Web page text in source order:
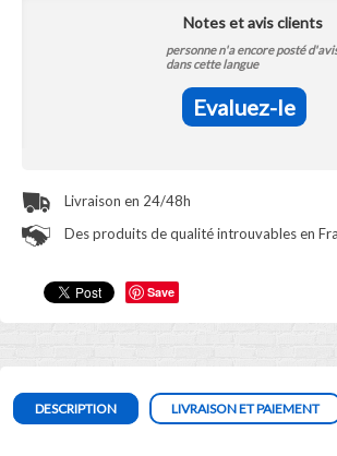
Save
Notes et avis clients
personne n'a encore posté
dans cette langue
Evaluez-le
Livraison en 24/48h
Des produits de qualité introuvables en
DESCRIPTION LIVRAISON ET PAIEMENT